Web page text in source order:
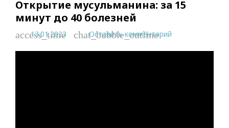
Открытие мусульманина: за 15
минут до 40 болезней
access_time
13.01.2023 chat_bubble_outline
Оставить комментарий